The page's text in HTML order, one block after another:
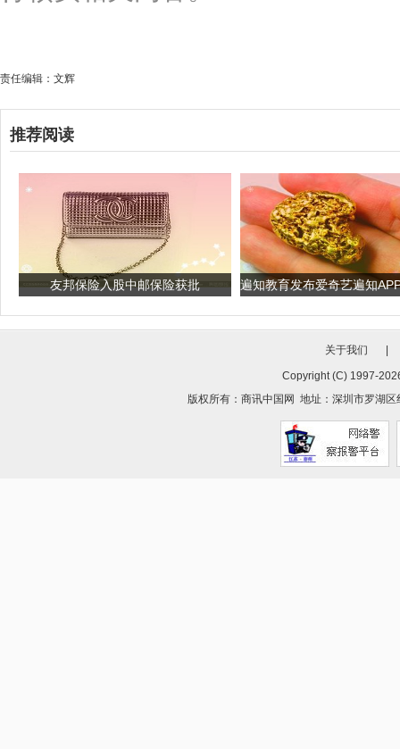
责任编辑：文辉
推荐阅读
友邦保险入股中邮保险获批
关于我们 |
Copyright (C) 1997-
版权所有： 商讯中国网 地址：深圳市罗湖